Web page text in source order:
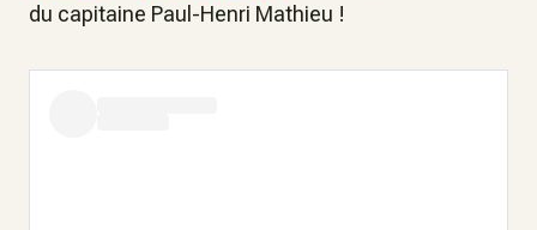
du capitaine Paul-Henri Mathieu !